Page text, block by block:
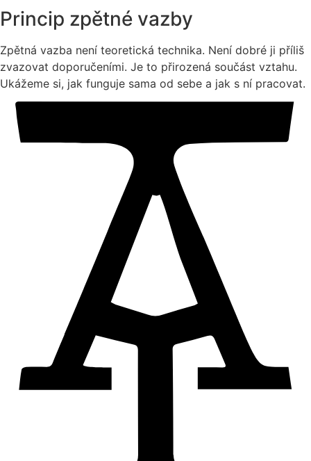
Princip zpětné vazby
Zpětná vazba není teoretická technika. Není dobré ji příliš
zvazovat doporučeními. Je to přirozená součást vztahu.
Ukážeme si, jak funguje sama od sebe a jak s ní pracovat.